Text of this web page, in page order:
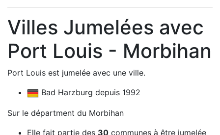
Villes Jumelées avec
Port Louis - Morbihan
Port Louis est jumelée avec une ville.
Bad Harzburg depuis 1992
Sur le départment du Morbihan
Elle fait partie des 30 communes à être jumelée